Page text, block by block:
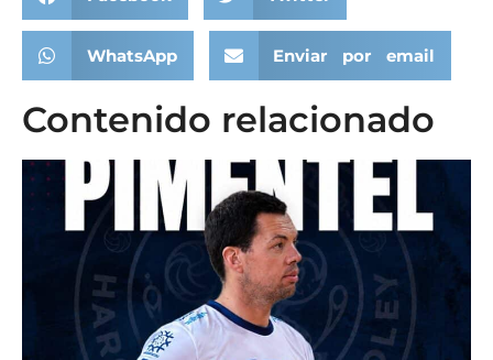
WhatsApp Enviar por email
Contenido relacionado